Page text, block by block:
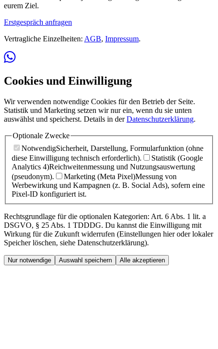
eurem Ziel.
Erstgespräch anfragen
Vertragliche Einzelheiten: AGB, Impressum.
Cookies und Einwilligung
Wir verwenden notwendige Cookies für den Betrieb der Seite.
Statistik und Marketing setzen wir nur ein, wenn du sie unten
auswählst und speicherst. Details in der Datenschutzerklärung.
Optionale Zwecke
NotwendigSicherheit, Darstellung, Formularfunktion (ohne
diese Einwilligung technisch erforderlich).
Statistik (Google
Analytics 4)Reichweitenmessung und Nutzungsauswertung
(pseudonym).
Marketing (Meta Pixel)Messung von
Werbewirkung und Kampagnen (z. B. Social Ads), sofern eine
Pixel-ID konfiguriert ist.
Rechtsgrundlage für die optionalen Kategorien: Art. 6 Abs. 1 lit. a
DSGVO, § 25 Abs. 1 TDDDG. Du kannst die Einwilligung mit
Wirkung für die Zukunft widerrufen (Einstellungen hier oder lokaler
Speicher löschen, siehe Datenschutzerklärung).
Nur notwendige Auswahl speichern Alle akzeptieren